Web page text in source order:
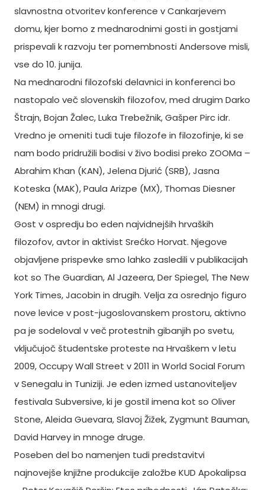
slavnostna otvoritev konference v Cankarjevem
domu, kjer bomo z mednarodnimi gosti in gostjami
prispevali k razvoju ter pomembnosti Andersove misli,
vse do 10. junija.
Na mednarodni filozofski delavnici in konferenci bo
nastopalo več slovenskih filozofov, med drugim Darko
Štrajn, Bojan Žalec, Luka Trebežnik, Gašper Pirc idr.
Vredno je omeniti tudi tuje filozofe in filozofinje, ki se
nam bodo pridružili bodisi v živo bodisi preko ZOOMa –
Abrahim Khan (KAN), Jelena Djurić (SRB), Jasna
Koteska (MAK), Paula Arizpe (MX), Thomas Diesner
(NEM) in mnogi drugi.
Gost v ospredju bo eden najvidnejših hrvaških
filozofov, avtor in aktivist Srećko Horvat. Njegove
objavljene prispevke smo lahko zasledili v publikacijah
kot so The Guardian, Al Jazeera, Der Spiegel, The New
York Times, Jacobin in drugih. Velja za osrednjo figuro
nove levice v post-jugoslovanskem prostoru, aktivno
pa je sodeloval v več protestnih gibanjih po svetu,
vključujoč študentske proteste na Hrvaškem v letu
2009, Occupy Wall Street v 2011 in World Social Forum
v Senegalu in Tuniziji. Je eden izmed ustanoviteljev
festivala Subversive, ki je gostil imena kot so Oliver
Stone, Aleida Guevara, Slavoj Žižek, Zygmunt Bauman,
David Harvey in mnoge druge.
Poseben del bo namenjen tudi predstavitvi
najnovejše knjižne produkcije založbe KUD Apokalipsa